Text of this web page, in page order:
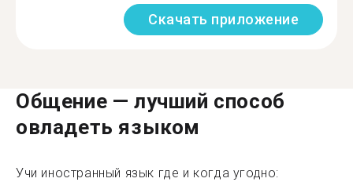
Скачать приложение
Общение — лучший способ
овладеть языком
Учи иностранный язык где и когда угодно: